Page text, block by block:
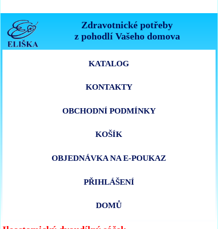
Zdravotnické potřeby
z pohodlí Vašeho domova
KATALOG
KONTAKTY
OBCHODNÍ PODMÍNKY
KOŠÍK
OBJEDNÁVKA NA E-POUKAZ
PŘIHLÁŠENÍ
DOMŮ